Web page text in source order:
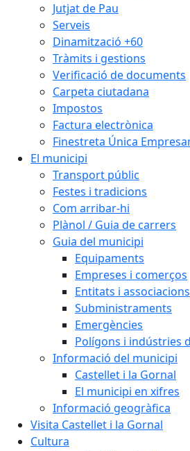
Jutjat de Pau
Serveis
Dinamització +60
Tràmits i gestions
Verificació de documents
Carpeta ciutadana
Impostos
Factura electrònica
Finestreta Única
El municipi
Transport públic
Festes i tradicions
Com arribar-hi
Plànol / Guia de carrers
Guia del municipi
Equipaments
Empreses i comerços
Entitats i associacions
Subministraments
Emergències
Polígons i indústries
Informació del municipi
Castellet i la Gornal
El municipi en xifres
Informació geogràfica
Visita Castellet i la Gornal
Cultura